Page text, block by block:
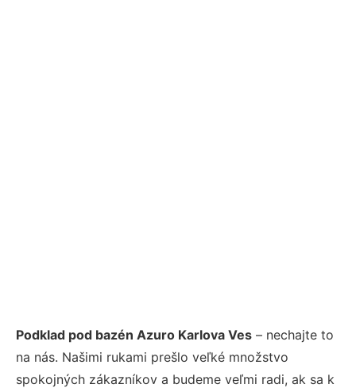
Podklad pod bazén Azuro Karlova Ves – nechajte to
na nás. Našimi rukami prešlo veľké množstvo
spokojných zákazníkov a budeme veľmi radi, ak sa k